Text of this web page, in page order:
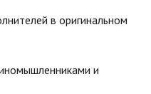
в оригинальном
и